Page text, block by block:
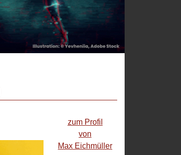
zum Profil
von
Max Eichmüller